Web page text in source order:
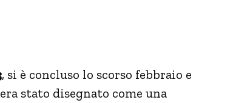
, si è concluso lo scorso febbraio e
stato disegnato come una